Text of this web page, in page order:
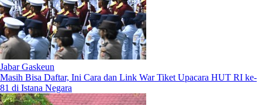
Jabar Gaskeun
Masih Bisa Daftar, Ini Cara dan Link War Tiket Upacara HUT RI ke-
81 di Istana Negara